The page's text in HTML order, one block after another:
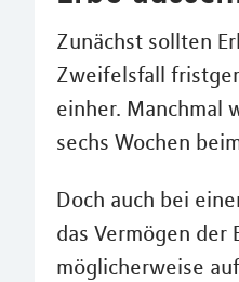
Zunächst sollten
Zweifelsfall
einher. Manchmal
sechs Wochen
Doch auch bei
das Vermögen der
möglicherweise